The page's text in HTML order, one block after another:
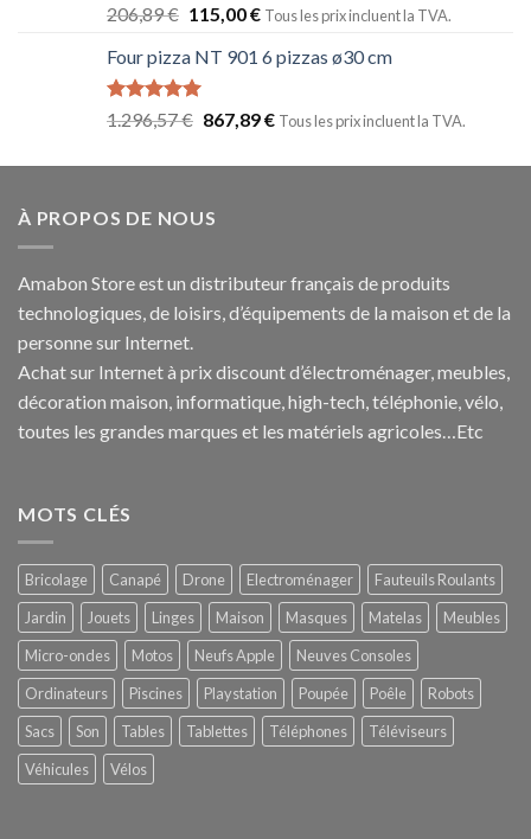
Note5.00
sur 5
206,89€ 115,00€ Tous les prix incluent la TVA.
Four pizza NT 901 6 pizzas ø30 cm
Note5.00
1.296,57€ 867,89€ Tous les prix incluent la TVA.
À PROPOS DE NOUS
Amabon Store est un distributeur français de produits
technologiques, de loisirs, d’équipements de la maison et de la
personne sur Internet.
Achat sur Internet à prix discount d’électroménager, meubles,
décoration maison, informatique, high-tech, téléphonie, vélo,
toutes les grandes marques et les matériels agricoles…Etc
MOTS CLÉS
Bricolage Canapé Drone Electroménager
Fauteuils Roulants
Jardin
Jouets Linges Maison Masques Matelas
Meubles
Micro-ondes
Motos Neufs Apple
Neuves Consoles
Ordinateurs
Piscines Playstation Poupée Poêle
Robots
Sacs
Son Tables Tablettes Téléphones
Téléviseurs
Véhicules
Vélos